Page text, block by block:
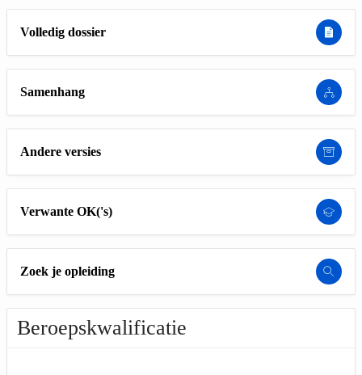
Volledig dossier
Samenhang
Andere versies
Verwante OK('s)
Zoek je opleiding
Beroepskwalificatie